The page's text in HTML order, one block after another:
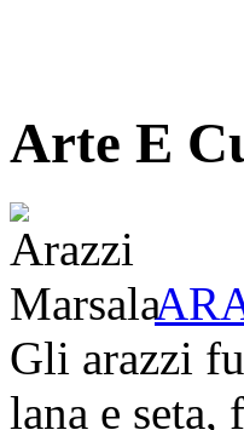
Arte E
Gli arazzi
lana e seta,